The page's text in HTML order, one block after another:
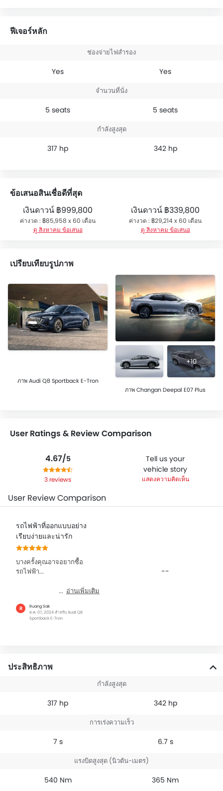
ฟีเจอร์หลัก
ช่องจ่ายไฟสำรอง
Yes Yes
จำนวนที่นั่ง
5 seats 5 seats
กำลังสูงสุด
317 hp 342 hp
ข้อเสนอสินเชื่อดีที่สุด
เงินดาวน์ ฿999,800
ค่างวด : ฿85,958 x 60 เดือน
ดู สิงหาคม ข้อเสนอ
เงินดาวน์ ฿339,800
ค่างวด : ฿29,214 x 60 เดือน
ดู สิงหาคม ข้อเสนอ
เปรียบเทียบรูปภาพ
ภาพ Audi Q8 Sportback E-Tron
+10
ภาพ Changan Deepal E07 Plus
User Ratings & Review Comparison
4.67/5
3 reviews
Tell us your
vehicle story
แสดงความคิดเห็น
User Review Comparison
รถไฟฟ้าที่ออกแบบอย่าง
เรียบง่ายและน่ารัก
บางครั้งคุณอาจอยากซื้อ
รถไฟฟ้า...
อ่านเพิ่มเติม
R
Ruang Sak
ต.ค. 07, 2024 สำหรับ Audi Q8
Sportback E-Tron
--
ประสิทธิภาพ
กำลังสูงสุด
317 hp 342 hp
การเร่งความเร็ว
7 s 6.7 s
แรงบิดสูงสุด (นิวตัน-เมตร)
540 Nm 365 Nm